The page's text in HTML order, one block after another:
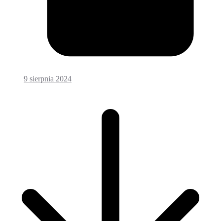
9 sierpnia 2024